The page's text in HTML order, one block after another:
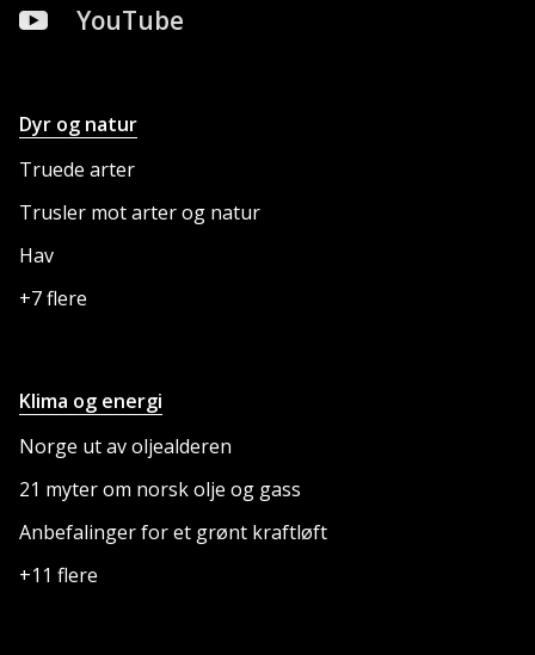
YouTube
NETTSTEDET
Dyr og natur
Truede arter
Trusler mot arter og natur
Hav
+7 flere
Klima og energi
Norge ut av oljealderen
21 myter om norsk olje og gass
Anbefalinger for et grønt kraftløft
+11 flere